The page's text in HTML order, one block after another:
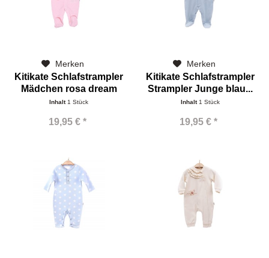
Merken
Kitikate Schlafstrampler
Mädchen rosa dream
Inhalt 1 Stück
19,95 € *
Merken
Kitikate Schlafstrampler
Strampler Junge blau...
Inhalt 1 Stück
19,95 € *